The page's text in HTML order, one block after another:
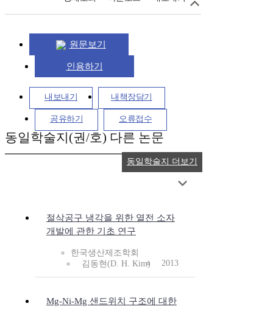
원문보기
인용하기
내보내기 내책장담기
공유하기 오류접수
동일학술지(권/호) 다른 논문
절삭공구 냉각을 위한 열전 소자
개발에 관한 기초 연구
한국생산제조학회
김동현(D. H. Kim)
2013
Mg-Ni-Mg 샌드위치 구조에 대한
동일학술지 더보기